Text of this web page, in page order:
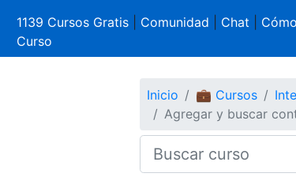
1139 Cursos Gratis Comunidad Chat
Curso
Inicio 💼 Cursos
Agregar y buscar